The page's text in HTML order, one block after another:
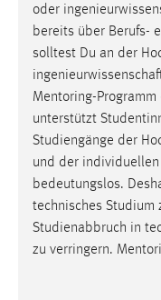
oder
bereits über Berufs-
solltest Du an der
Mentoring-
unterstützt
Studiengänge der
und der
bedeutungslos.
technisches Studium
Studienabbruch in
zu verringern.